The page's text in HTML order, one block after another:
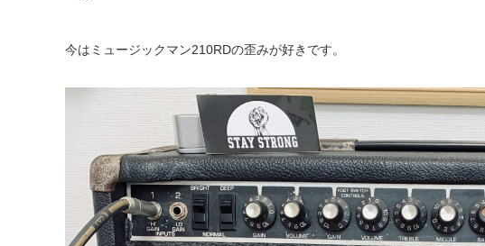
今はミュージックマン210RDの歪みが好きです。